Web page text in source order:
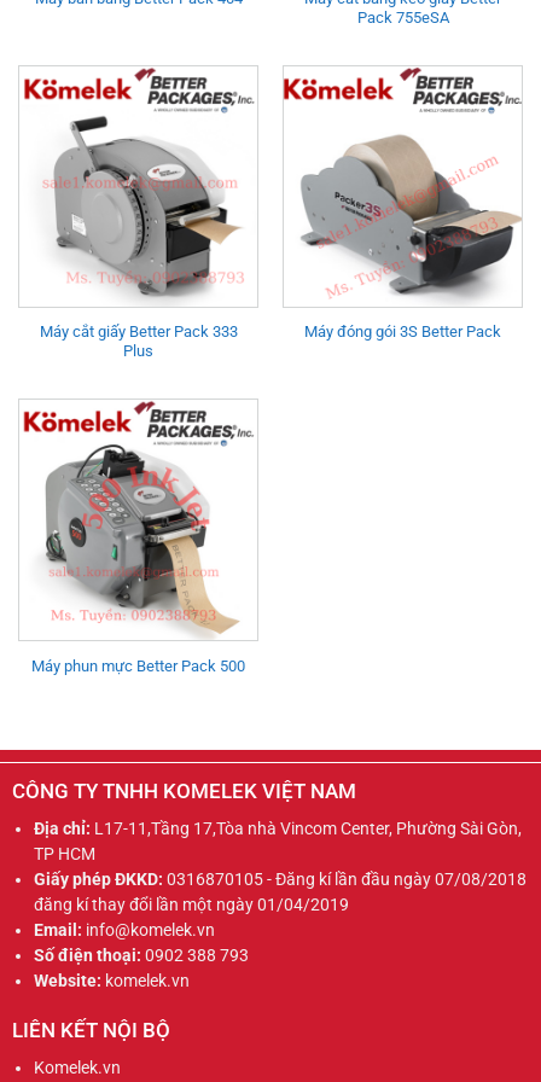
Pack 755eSA
Máy cắt giấy Better Pack 333
Plus
Máy đóng gói 3S Better Pack
Máy phun mực Better Pack 500
CÔNG TY TNHH KOMELEK VIỆT NAM
Địa chỉ: L17-11,Tầng 17,Tòa nhà Vincom Center, Phường Sài Gòn,
TP HCM
Giấy phép ĐKKD: 0316870105 - Đăng kí lần đầu ngày 07/08/2018
đăng kí thay đổi lần một ngày 01/04/2019
Email: info@komelek.vn
Số điện thoại: 0902 388 793
Website: komelek.vn
LIÊN KẾT NỘI BỘ
Komelek.vn